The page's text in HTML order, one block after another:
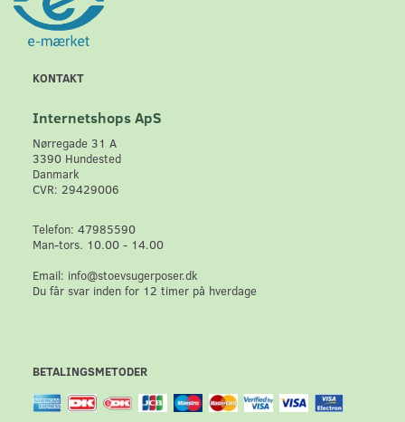
KONTAKT
Internetshops ApS
Nørregade 31 A
3390 Hundested
Danmark
CVR: 29429006
Telefon: 47985590
Man-tors. 10.00 - 14.00
Email: info@stoevsugerposer.dk
Du får svar inden for 12 timer på hverdage
BETALINGSMETODER